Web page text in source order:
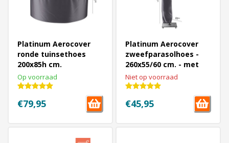
Platinum Aerocover
ronde tuinsethoes
200x85h cm.
Op voorraad
€79,95
Platinum Aerocover
zweefparasolhoes -
260x55/60 cm. - met
stok
Niet op voorraad
€45,95